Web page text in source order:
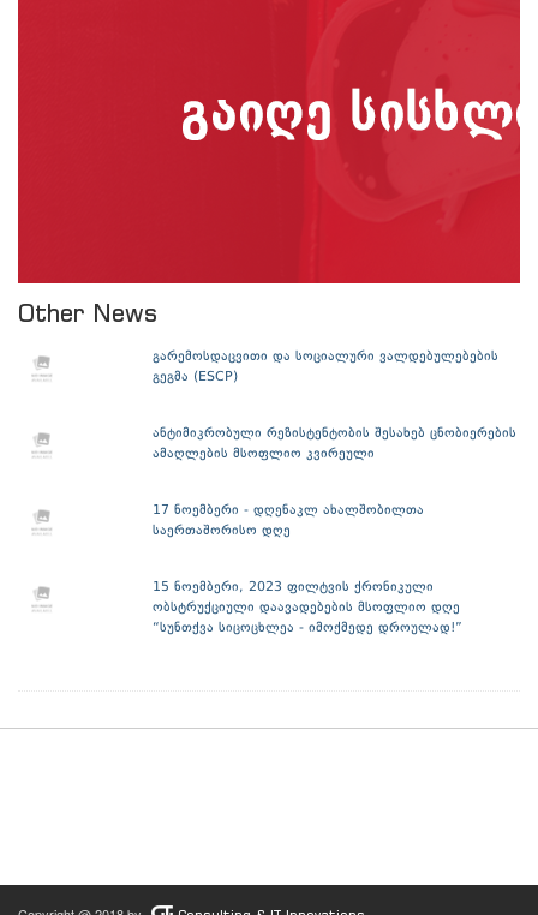
Other News
გარემოსდაცვითი და სოციალური ვალდებულებების
გეგმა (ESCP)
ანტიმიკრობული რეზისტენტობის შესახებ ცნობიერების
ამაღლების მსოფლიო კვირეული
17 ნოემბერი - დღენაკლ ახალშობილთა
საერთაშორისო დღე
15 ნოემბერი, 2023 ფილტვის ქრონიკული
ობსტრუქციული დაავადებების მსოფლიო დღე
“სუნთქვა სიცოცხლეა - იმოქმედე დროულად!”